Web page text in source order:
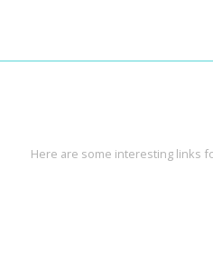
Here are some interesting links